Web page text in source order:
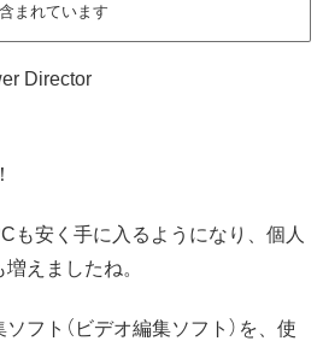
含まれています
も安く手に入るようになり、個人
えましたね。
フト（ビデオ編集ソフト）を、使